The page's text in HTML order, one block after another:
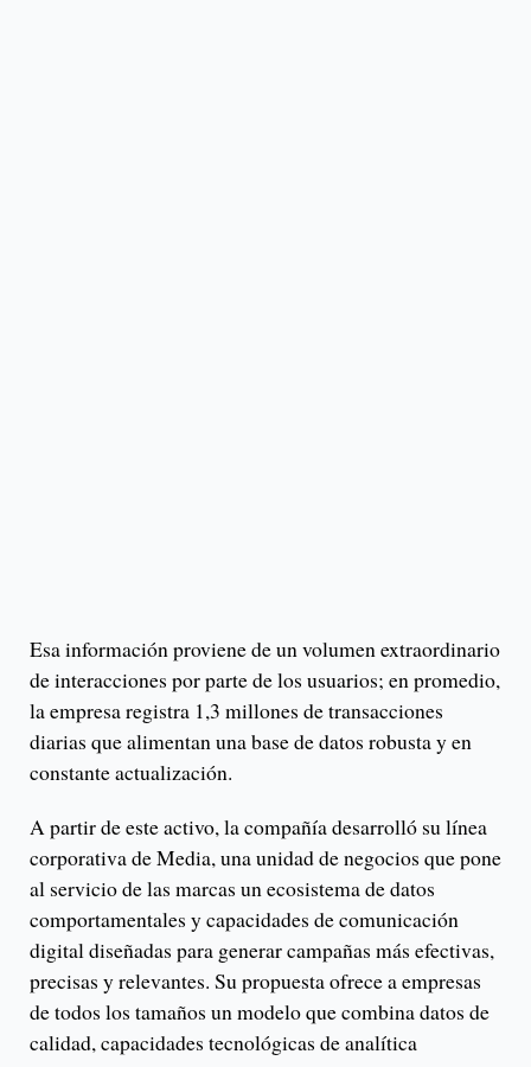
Esa información proviene de un volumen extraordinario
de interacciones por parte de los usuarios; en promedio,
la empresa registra 1,3 millones de transacciones
diarias que alimentan una base de datos robusta y en
constante actualización.
A partir de este activo, la compañía desarrolló su línea
corporativa de Media, una unidad de negocios que pone
al servicio de las marcas un ecosistema de datos
comportamentales y capacidades de comunicación
digital diseñadas para generar campañas más efectivas,
precisas y relevantes. Su propuesta ofrece a empresas
de todos los tamaños un modelo que combina datos de
calidad, capacidades tecnológicas de analítica